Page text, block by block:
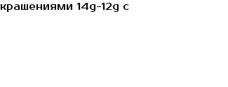
14g-12g с